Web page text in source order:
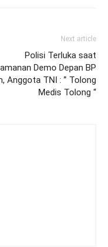
Next article
Polisi Terluka saat
Demo Depan BP
Anggota TNI : ” Tolong
Medis Tolong “